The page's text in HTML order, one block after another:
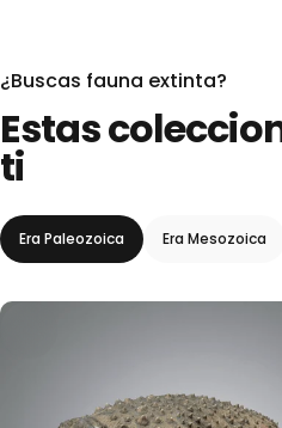
¿Buscas fauna extinta?
Estas
ti
Era Paleozoica Era Mesozoica